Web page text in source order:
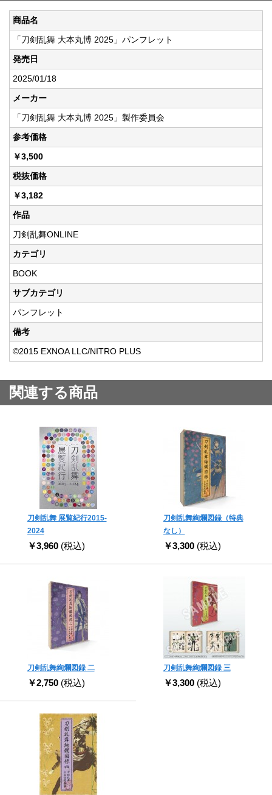
商品名
「刀剣乱舞 大本丸博 2025」パンフレット
発売日
2025/01/18
メーカー
「刀剣乱舞 大本丸博 2025」製作委員会
参考価格
￥3,500
税抜価格
￥3,182
作品
刀剣乱舞ONLINE
カテゴリ
BOOK
サブカテゴリ
パンフレット
備考
©2015 EXNOA LLC/NITRO PLUS
関連する商品
刀剣乱舞 展覧紀行2015-
2024
￥3,960 (税込)
刀剣乱舞絢爛図録（特典
なし）
￥3,300 (税込)
刀剣乱舞絢爛図録 二
￥2,750 (税込)
刀剣乱舞絢爛図録 三
￥3,300 (税込)